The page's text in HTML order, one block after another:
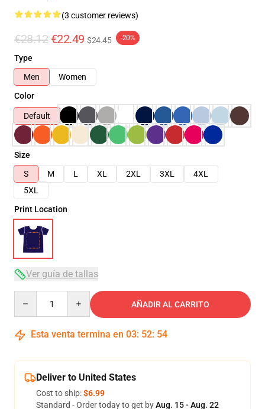
(3 customer reviews)
€28.12 €22.49 $24.45 -20%
Type
Men
Women
Color
Default
Size
S
M L XL 2XL 3XL
4XL
5XL
Print Location
Ver guía de tallas
AÑADIR AL CARRITO
Esta venta termina en 03: 52: 53
Deliver to United States
Cost to ship:$6.99
Standard - Order today to get byAug. 15 - Aug. 22